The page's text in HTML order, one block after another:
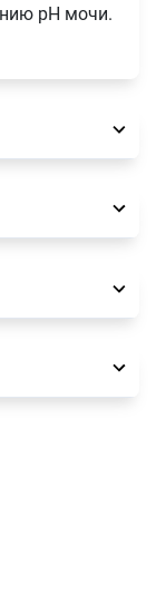
рН мочи.